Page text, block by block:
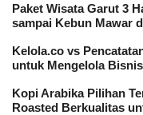
Paket Wisata Garut 3
sampai Kebun Mawar
Kelola.co vs
untuk Mengelola
Kopi Arabika Pilihan
Roasted Berkualitas